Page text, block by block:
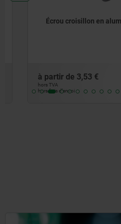
Écrou croisillon en
à partir de3,53 €
hors frais d’envoi